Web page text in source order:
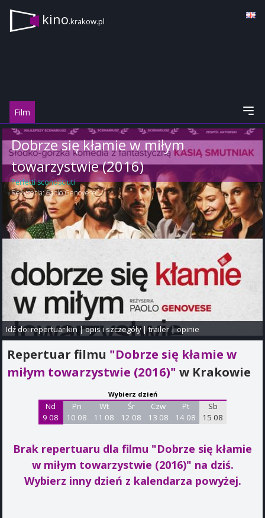
kino.krakow.pl
Film
Dobrze się kłamie w miłym
towarzystwie (2016)
Perfetti sconosciuti
Reżyseria:Paolo Genovese
Idź do:repertuar kin|opis i szczegóły|trailer|opinie
Repertuar filmu "Dobrze się kłamie w
miłym towarzystwie (2016)" w Krakowie
Wybierz dzień
Nd
9 08
Pn
10 08
Wt
11 08
Śr
12 08
Czw
13 08
Pt
14 08
Sb
15 08
Brak repertuaru dla filmu "Dobrze się kłamie
w miłym towarzystwie (2016)" na dziś.
Wybierz inny dzień z kalendarza powyżej.